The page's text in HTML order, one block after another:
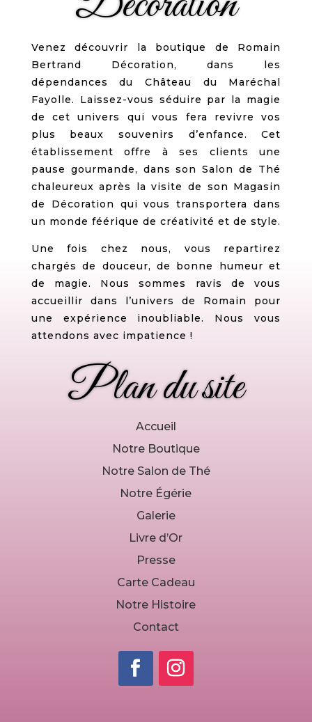
Venez découvrir la boutique de Romain
Bertrand Décoration, dans les
dépendances du Château du Maréchal
Fayolle. Laissez-vous séduire par la magie
de cet univers qui vous fera revivre vos
plus beaux souvenirs d’enfance. Cet
établissement offre à ses clients une
pause gourmande, dans son Salon de Thé
chaleureux après la visite de son Magasin
de Décoration qui vous transportera dans
un monde féérique de créativité et de style.
Une fois chez nous, vous repartirez
chargés de douceur, de bonne humeur et
de magie. Nous sommes ravis de vous
accueillir dans l’univers de Romain pour
une expérience inoubliable. Nous vous
attendons avec impatience !
Plan du site
Accueil
Notre Boutique
Notre Salon de Thé
Notre Égérie
Galerie
Livre d’Or
Presse
Carte Cadeau
Notre Histoire
Contact